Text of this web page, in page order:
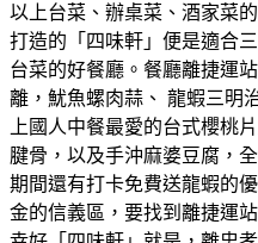
以上台菜、辦桌菜、酒家菜
打造的「四味軒」便是適合
台菜的好餐廳。餐廳離捷運
離，魷魚螺肉蒜、 龍蝦三明
上國人中餐最愛的台式櫻桃
腱骨，以及手沖麻婆豆腐，
期間還有打卡免費送龍蝦的
金的信義區，要找到離捷運